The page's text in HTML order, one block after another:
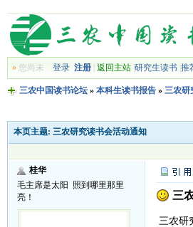
»您尚未 登录 注册| 返回主站| 研究生读书| 推
三农中国读书论坛» 本科生读书报告» 三农研
本页主题: 三农研究读书会活动通知
桂华
毛主席是太阳 照到哪里那里
亮！
三
三农研